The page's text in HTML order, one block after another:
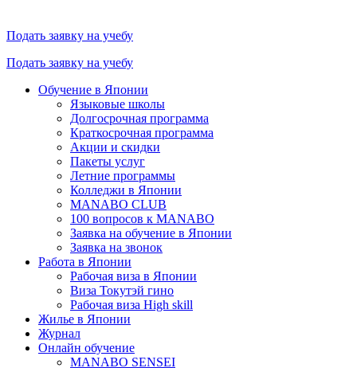
Подать заявку на учебу
Подать заявку на учебу
Обучение в Японии
Языковые школы
Долгосрочная программа
Краткосрочная программа
Акции и скидки
Пакеты услуг
Летние программы
Колледжи в Японии
MANABO CLUB
100 вопросов к MАNABO
Заявка на обучение в Японии
Заявка на звонок
Работа в Японии
Рабочая виза в Японии
Виза Токутэй гино
Рабочая виза High skill
Жилье в Японии
Журнал
Онлайн обучение
MANABO SENSEI